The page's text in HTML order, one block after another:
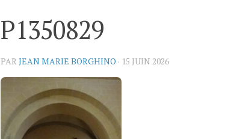
P1350829
PAR JEAN MARIE BORGHINO · 15 JUIN 2026